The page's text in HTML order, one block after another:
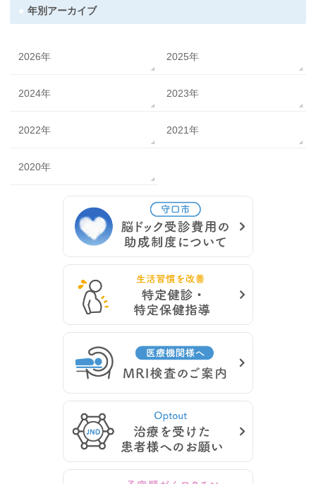
年別アーカイブ
2026年 2025年
2024年 2023年
2022年 2021年
2020年